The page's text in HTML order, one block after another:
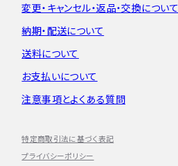
変更・キャンセル・返品・交換について
納期・配送について
送料について
お支払いについて
注意事項とよくある質問
特定商取引法に基づく表記
プライバシーポリシー